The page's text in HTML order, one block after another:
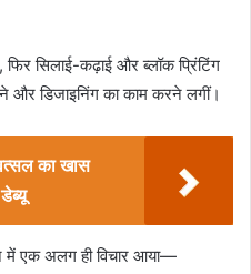
सिलाई-कढ़ाई और ब्लॉक प्रिंटिंग
और डिजाइनिंग का काम करने लगीं।
का खास
एक अलग ही विचार आया—